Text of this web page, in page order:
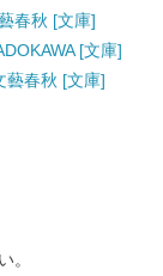
春秋 [文庫]
[文庫]
藝春秋 [文庫]
。